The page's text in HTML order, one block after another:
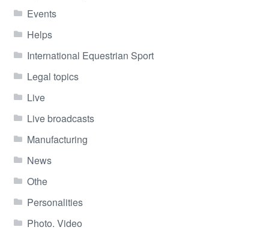
Events
Helps
International Equestrian Sport
Legal topics
Live
Live broadcasts
Manufacturing
News
Othe
Personalities
Photo. Video